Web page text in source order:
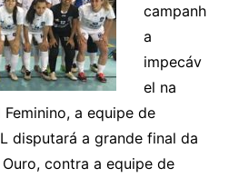
campanh
a
impecáv
el na
a equipe de
disputará a grande final da
contra a equipe de